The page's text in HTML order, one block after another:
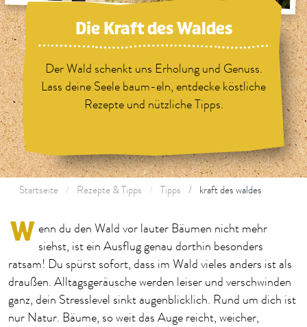
Die Kraft des Waldes
Der Wald schenkt uns Erholung und Genuss.
Lass deine Seele baum-eln, entdecke köstliche
Rezepte und nützliche Tipps.
Startseite Rezepte & Tipps Tipps kraft des waldes
W enn du den Wald vor lauter Bäumen nicht mehr
siehst, ist ein Ausflug genau dorthin besonders
ratsam! Du spürst sofort, dass im Wald vieles anders ist als
draußen. Alltagsgeräusche werden leiser und verschwinden
ganz, dein Stresslevel sinkt augenblicklich. Rund um dich ist
nur Natur. Bäume, so weit das Auge reicht, weicher,